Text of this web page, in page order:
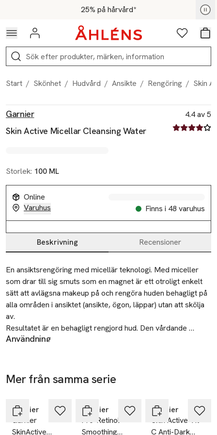
Hoppa till navigationsmenyn25% på hårvård*
För medlemmar - Shoppa nu
Logga in Favoriter
Sök
Start / Skönhet / Hudvård / Ansikte / Rengöring / Skin
Garnier
Skin Active Micellar Cleansing Water
4.4 av 5
4.4 av fem
Storlek: 100 ML
Online
Varuhus
Finns i 48 varuhus
Beskrivning Recensioner
Beskrivning
En ansiktsrengöring med micellär teknologi. Med miceller
som drar till sig smuts som en magnet är ett otroligt enkelt
sätt att avlägsna makeup på och rengöra huden behagligt på
alla områden i ansiktet (ansikte, ögon, läppar) utan att skölja
av.
Resultatet är en behagligt rengjord hud. Den vårdande
formulan utan parfym passar alla hudtyper, även känslig hud.
Användning
SKU: 89742995
Mer från samma serie
Garnier
Garnier
SkinActive
Garnier
Pro-Retinol
Smoothing
Garnier
Skin Active Vit-
C Anti-Dark